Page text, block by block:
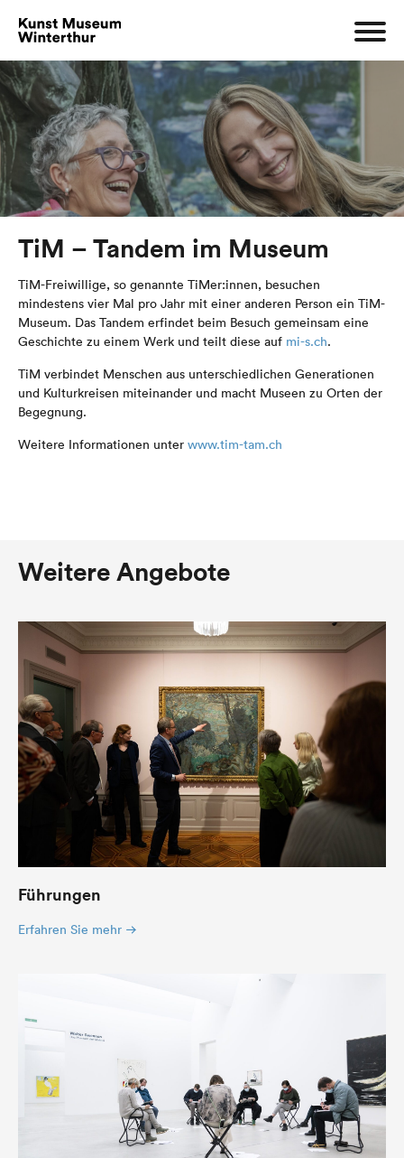
TiM – Tandem im Museum
TiM-Freiwillige, so genannte TiMer:innen, besuchen
mindestens vier Mal pro Jahr mit einer anderen Person ein TiM-
Museum. Das Tandem erfindet beim Besuch gemeinsam eine
Geschichte zu einem Werk und teilt diese auf mi-s.ch.
TiM verbindet Menschen aus unterschiedlichen Generationen
und Kulturkreisen miteinander und macht Museen zu Orten der
Begegnung.
Weitere Informationen unter www.tim-tam.ch
Weitere Angebote
Führungen
Erfahren Sie mehr